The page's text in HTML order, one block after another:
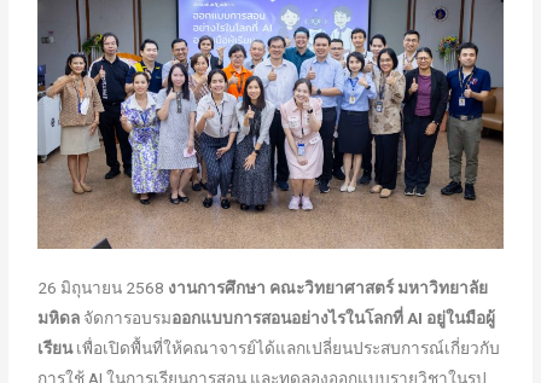
26 มิถุนายน 2568 งานการศึกษา คณะวิทยาศาสตร์ มหาวิทยาลัย
มหิดล จัดการอบรมออกแบบการสอนอย่างไรในโลกที่ AI อยู่ในมือผู้
เรียนเพื่อเปิดพื้นที่ให้คณาจารย์ได้แลกเปลี่ยนประสบการณ์เกี่ยวกับ
การใช้ AI ในการเรียนการสอน และทดลองออกแบบรายวิชาในรูป